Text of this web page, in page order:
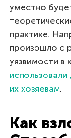
уместно
практике.
произошло с
уязвимости в
их хозяевам.
Как